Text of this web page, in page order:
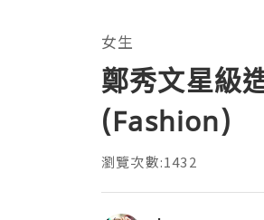
女生
鄭秀文星級
(Fashion)
瀏覽次數:1432